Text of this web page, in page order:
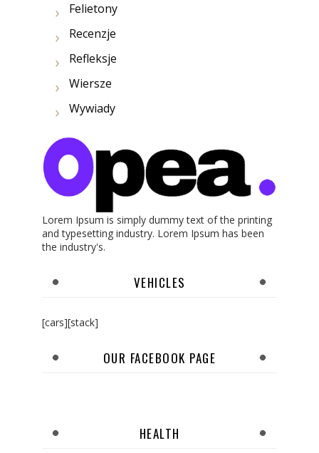
Felietony
Recenzje
Refleksje
Wiersze
Wywiady
Lorem Ipsum is simply dummy text of the printing
and typesetting industry. Lorem Ipsum has been
the industry's.
VEHICLES
[cars][stack]
OUR FACEBOOK PAGE
HEALTH